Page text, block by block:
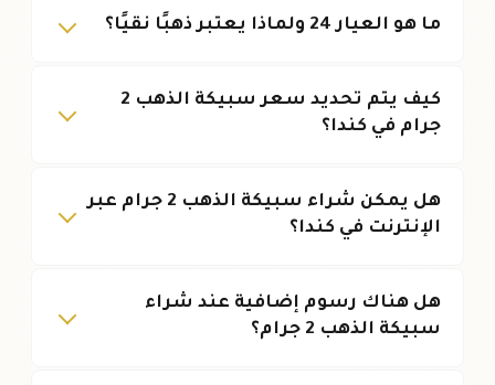
ما هو العيار 24 ولماذا يعتبر ذهبًا نقيًا؟
كيف يتم تحديد سعر سبيكة الذهب 2
جرام في كندا؟
هل يمكن شراء سبيكة الذهب 2 جرام عبر
الإنترنت في كندا؟
هل هناك رسوم إضافية عند شراء
سبيكة الذهب 2 جرام؟